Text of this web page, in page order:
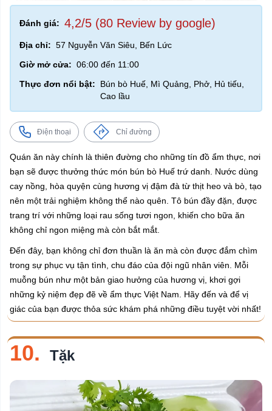
Đánh giá: 4,2/5 (80 Review by google)
Địa chỉ: 57 Nguyễn Văn Siêu, Bến Lức
Giờ mở cửa: 06:00 đến 11:00
Thực đơn nổi bật:
Bún bò Huế, Mì Quảng, Phở, Hủ tiếu,
Cao lầu
Điện thoại Chỉ đường
Quán ăn này chính là thiên đường cho những tín đồ ẩm thực, nơi
bạn sẽ được thưởng thức món bún bò Huế trứ danh. Nước dùng
cay nồng, hòa quyện cùng hương vị đậm đà từ thịt heo và bò, tạo
nên một trải nghiệm không thể nào quên. Tô bún đầy đặn, được
trang trí với những loại rau sống tươi ngon, khiến cho bữa ăn
không chỉ ngon miệng mà còn bắt mắt.
Đến đây, bạn không chỉ đơn thuần là ăn mà còn được đắm chìm
trong sự phục vụ tận tình, chu đáo của đội ngũ nhân viên. Mỗi
muỗng bún như một bản giao hưởng của hương vị, khơi gợi
những kỷ niệm đẹp đẽ về ẩm thực Việt Nam. Hãy đến và để vị
giác của bạn được thỏa sức khám phá những điều tuyệt vời nhất!
10. Tặk